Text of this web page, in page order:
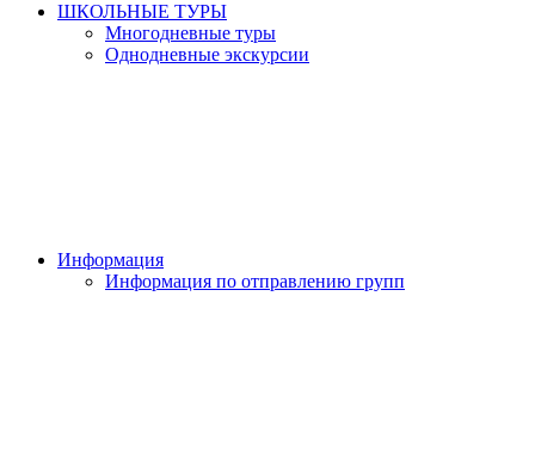
ШКОЛЬНЫЕ ТУРЫ
Многодневные туры
Однодневные экскурсии
Информация
Информация по отправлению групп